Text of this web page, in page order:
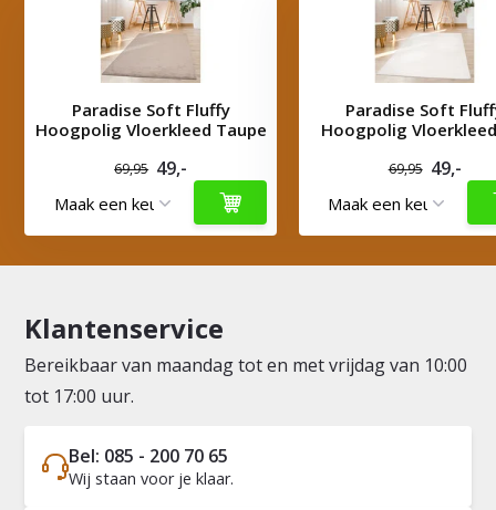
Paradise Soft Fluffy
Hoogpolig Vloerkleed Taupe
69,95 49,-
Paradise Soft
Hoogpolig
69,95 49,-
Klantenservice
Bereikbaar van maandag tot en met vrijdag van 10:00
tot 17:00 uur.
Bel: 085 - 200 70 65
Wij staan voor je klaar.